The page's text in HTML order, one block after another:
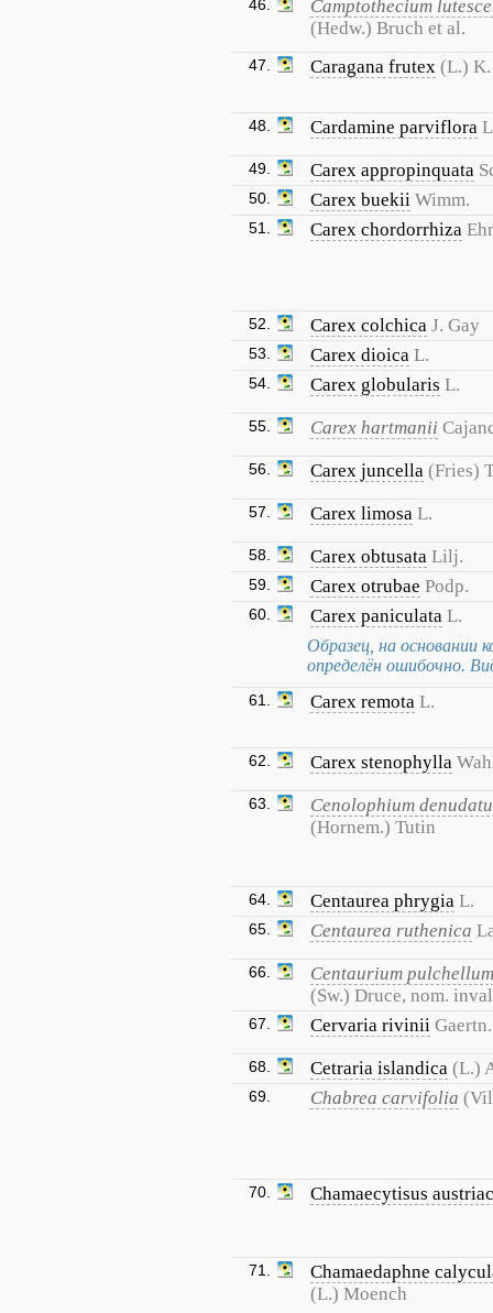
46.
Camptothecium
(Hedw.) Bruch et al.
47. Caragana frutex (L.)
48. Cardamine parviflora
49. Carex appropinquata
50. Carex buekii Wimm.
51. Carex chordorrhiza
52. Carex colchica J. Gay
53. Carex dioica L.
54. Carex globularis L.
55. Carex hartmanii
56. Carex juncella (Fries)
57. Carex limosa L.
58. Carex obtusata Lilj.
59. Carex otrubae Podp.
60. Carex paniculata L.
Образец, на основании
определён ошибочно.
61. Carex remota L.
62. Carex stenophylla
63.
Cenolophium
(Hornem.) Tutin
64. Centaurea phrygia L.
65. Centaurea ruthenica
66.
Centaurium pulchellum
(Sw.) Druce, nom.
67. Cervaria rivinii Gaertn.
68. Cetraria islandica (L.)
69. Chabrea carvifolia
70. Chamaecytisus
71.
Chamaedaphne
(L.) Moench